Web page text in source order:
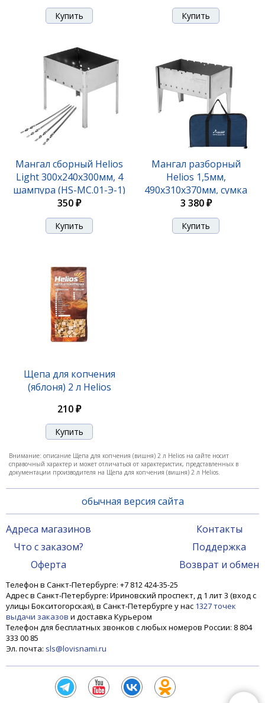
Мангал сборный Helios
Light 300x240x300мм, 4
шампура (HS-МC.01-Э-1)
350 ₽
Мангал разборный
Helios 1,5мм,
490x310x370мм, сумка
(T-M06-1.5-S)
3 380 ₽
Щепа для копчения
(яблоня) 2 л Helios
210 ₽
Внимание: описание Щепа для копчения (вишня) 2 л Helios на сайте носит
справочный характер и может отличаться от характеристик, представленных в
документации производителя на Щепа для копчения (вишня) 2 л Helios.
обычная версия сайта
Адреса магазинов
Что с заказом?
Оферта
Контакты
Поддержка
Возврат и обмен
Телефон в Санкт-Петербурге: +7 812 424-35-25
Адрес в Санкт-Петербурге: Ириновский проспект, д 1 лит 3 (вход с
улицы Бокситогорская), в Санкт-Петербурге у нас 1327 точек
выдачи заказов и доставка Курьером
Телефон для бесплатных звонков с любых номеров России: 8 804
333 00 85
Эл. почта: sls@lovisnami.ru